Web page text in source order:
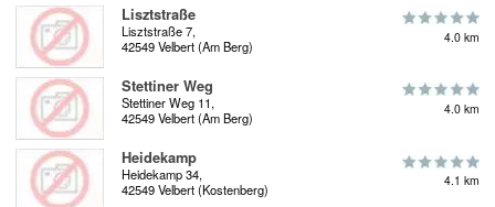
Lisztstraße
Lisztstraße 7,
42549 Velbert (Am Berg)
4.0 km
Stettiner Weg
Stettiner Weg 11,
42549 Velbert (Am Berg)
4.0 km
Heidekamp
Heidekamp 34,
42549 Velbert (Kostenberg)
4.1 km